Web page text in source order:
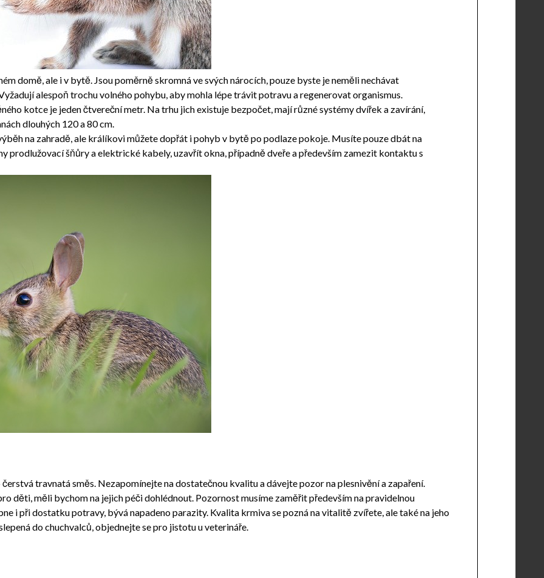
domě, ale i v bytě. Jsou poměrně skromná ve svých nárocích, pouze byste je neměli nechávat
alespoň trochu volného pohybu, aby mohla lépe trávit potravu a regenerovat organismus.
kotce je jeden čtvereční metr. Na trhu jich existuje bezpočet, mají různé systémy dvířek a zavírání,
dlouhých 120 a 80 cm.
na zahradě, ale králíkovi můžete dopřát i pohyb v bytě po podlaze pokoje. Musíte pouze dbát na
prodlužovací šňůry a elektrické kabely, uzavřít okna, případně dveře a především zamezit kontaktu s
travnatá směs. Nezapomínejte na dostatečnou kvalitu a dávejte pozor na plesnivění a zapaření.
děti, měli bychom na jejich péči dohlédnout. Pozornost musíme zaměřit především na pravidelnou
i při dostatku potravy, bývá napadeno parazity. Kvalita krmiva se pozná na vitalitě zvířete, ale také na jeho
do chuchvalců, objednejte se pro jistotu u veterináře.